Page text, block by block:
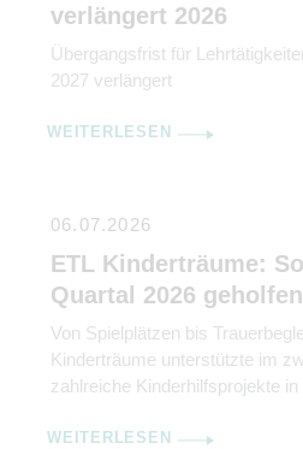
verlängert 2026
Übergangsfrist für
2027 verlängert
WEITERLESEN
06.07.2026
ETL Kinderträume:
Quartal 2026 geholfen
Von Spielplätzen bis
Kinderträume unterstützte im
zahlreiche Kinderhilfsprojekte
WEITERLESEN